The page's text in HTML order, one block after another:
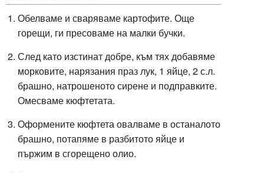
Обелваме и сваряваме картофите. Още
горещи, ги пресоваме на малки бучки.
След като изстинат добре, към тях добавяме
морковите, нарязания праз лук, 1 яйце, 2 с.л.
брашно, натрошеното сирене и подправките.
Омесваме кюфтетата.
Оформените кюфтета овалваме в останалото
брашно, потапяме в разбитото яйце и
пържим в сгорещено олио.